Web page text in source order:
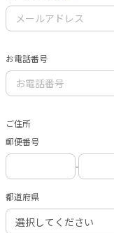
お電話番号
ご住所
郵便番号
-
都道府県